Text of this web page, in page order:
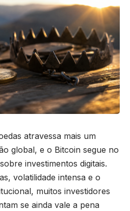
atravessa mais um
global, e o Bitcoin segue no
investimentos digitais.
volatilidade intensa e o
muitos investidores
se ainda vale a pena